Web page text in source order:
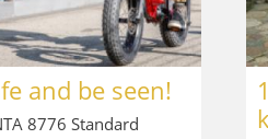
and be seen!
8776 Standard